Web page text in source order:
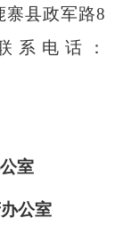
寨县政军路8
系电话：
办公室
公室